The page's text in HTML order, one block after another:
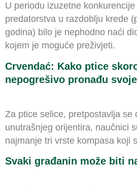
U periodu izuzetne
predatorstva u razdoblju krede
godina) bilo je nephodno naći
kojem je moguće preživjeti.
Crvendać: Kako ptice
nepogrešivo pronađu
Za ptice selice, pretpostavlja se
unutrašnjeg orijentira, naučnici
najmanje tri vrste kompasa koji
Svaki građanin može biti